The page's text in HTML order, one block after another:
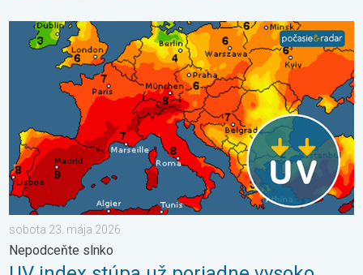
UV index stúpa už poriadne vysoko. Nepodceňte slnko. . .
sobota 23. mája 2026
Nepodceňte slnko